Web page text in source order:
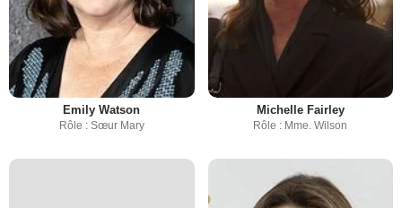
Emily Watson
Rôle : Sœur Mary
Michelle Fairley
Rôle : Mme. Wilson